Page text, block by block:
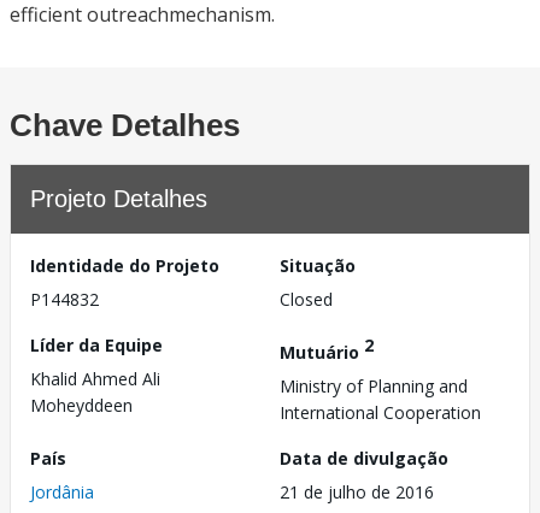
efficient outreachmechanism.
Chave Detalhes
Projeto Detalhes
Identidade do Projeto
P144832
Situação
Closed
Líder da Equipe
Khalid Ahmed Ali
Moheyddeen
Mutuário 2
Ministry of Planning and
International Cooperation
País
Jordânia
Data de divulgação
21 de julho de 2016